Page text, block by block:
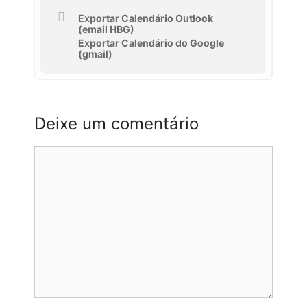
Exportar Calendário Outlook
(email HBG)
Exportar Calendário do Google
(gmail)
Deixe um comentário